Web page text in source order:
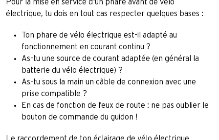
Pour la mise en service d'un phare avant de vélo
électrique, tu dois en tout cas respecter quelques bases :
Ton phare de vélo électrique est-il adapté au
fonctionnement en courant continu ?
As-tu une source de courant adaptée (en général la
batterie du vélo électrique) ?
As-tu sous la main un câble de connexion avec une
prise compatible ?
En cas de fonction de feux de route : ne pas oublier le
bouton de commande du guidon !